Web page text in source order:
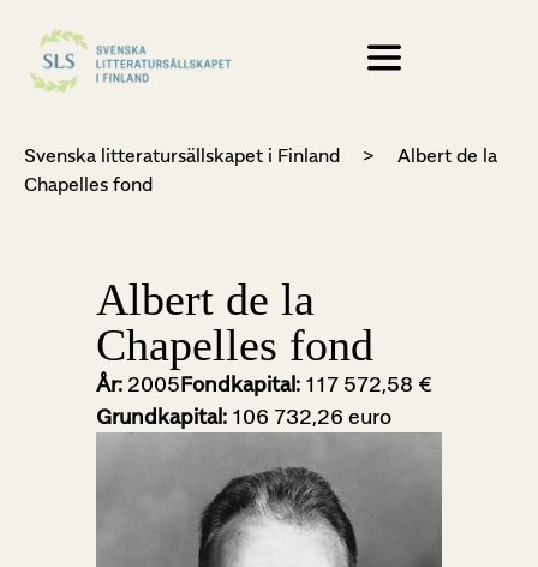
Svenska litteratursällskapet i Finland >
Albert de la
Chapelles fond
Albert de la
Chapelles fond
År: 2005Fondkapital: 117 572,58 €
Grundkapital: 106 732,26 euro